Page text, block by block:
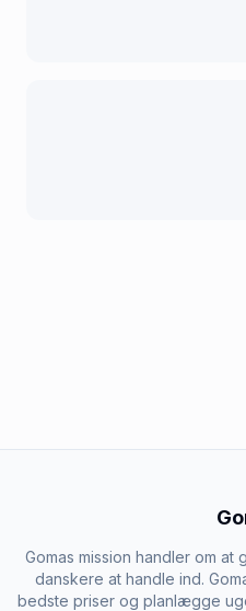
Gomas mission handler om
danskere at handle ind.
bedste priser og planlægge